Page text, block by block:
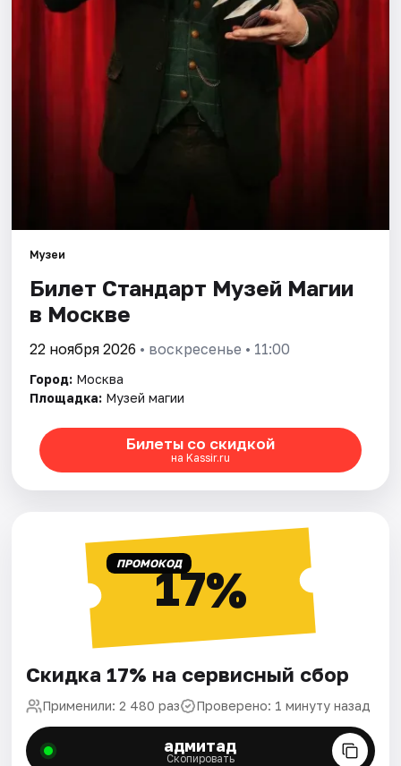
Музеи
Билет Стандарт Музей Магии
в Москве
22 ноября 2026 • воскресенье • 11:00
Город: Москва
Площадка: Музей магии
Билеты со скидкой
на Kassir.ru
ПРОМОКОД17%
Скидка 17% на сервисный сбор
Применили: 2 480 раз Проверено: 1 минуту назад
адмитад
Скопировать